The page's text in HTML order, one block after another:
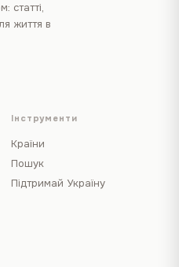
статті,
життя в
Інструменти
Країни
Пошук
Підтримай Україну